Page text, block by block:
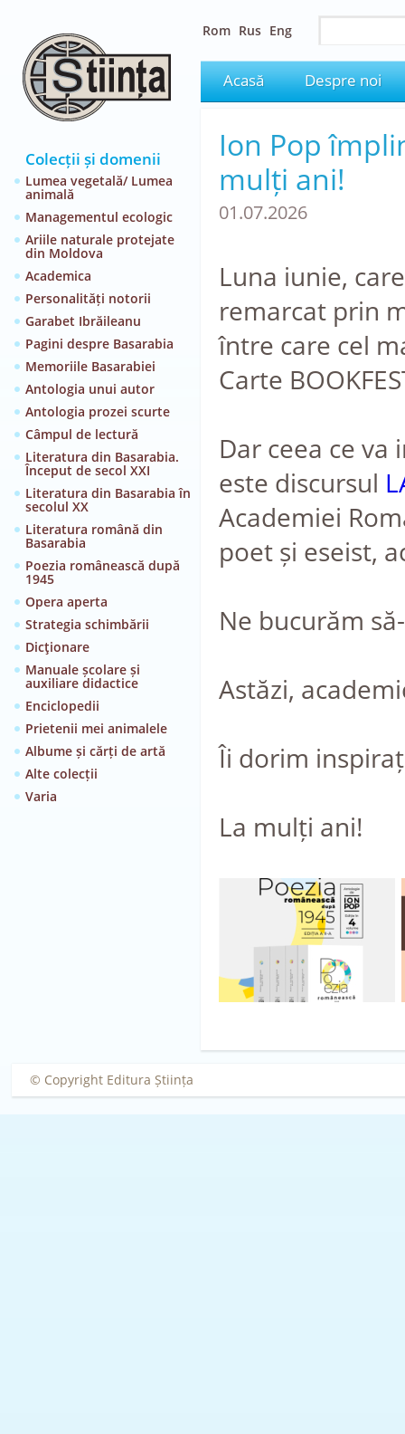
Colecții și domenii
Lumea vegetală/ Lumea
animală
Managementul ecologic
Ariile naturale protejate
din Moldova
Academica
Personalități notorii
Garabet Ibrăileanu
Pagini despre Basarabia
Memoriile Basarabiei
Antologia unui autor
Antologia prozei scurte
Câmpul de lectură
Literatura din Basarabia.
Început de secol XXI
Literatura din Basarabia în
secolul XX
Literatura română din
Basarabia
Poezia românească după
1945
Opera aperta
Strategia schimbării
Dicţionare
Manuale școlare și
auxiliare didactice
Enciclopedii
Prietenii mei animalele
Albume și cărți de artă
Alte colecții
Varia
Rom Rus Eng
Acasă Despre noi
Ion Pop
mulți ani!
01.07.2026
Luna iunie,
remarcat prin
între care cel
Carte
Dar ceea ce
este discursul
Academiei
poet și eseist,
Ne bucurăm
Astăzi,
Îi dorim
La mulți ani!
© Copyright Editura Știința